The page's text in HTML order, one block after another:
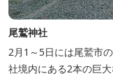
尾鷲神社
2月1～5日には尾鷲市
社境内にある2本の巨